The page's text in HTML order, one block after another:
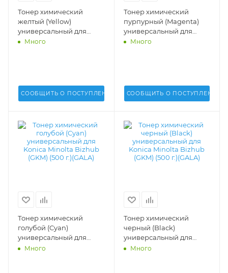
Тонер химический
желтый (Yellow)
универсальный для
Konica Minolta Bizhub
Много
СООБЩИТЬ О ПОСТУПЛЕНИИ
Тонер химический
пурпурный (Magenta)
универсальный для
Konica Minolta Bizhub
Много
СООБЩИТЬ О ПОСТУПЛЕНИИ
Тонер химический
голубой (Cyan)
универсальный для
Konica Minolta Bizhub
Много
Тонер химический
черный (Black)
универсальный для
Konica Minolta Bizhub
Много